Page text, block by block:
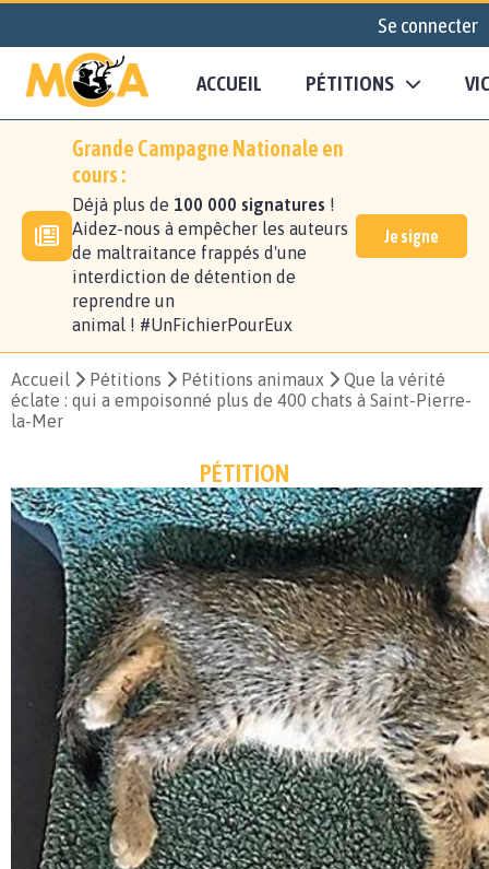
Se connecter
ACCUEIL PÉTITIONS
Grande Campagne Nationale en
cours :
Déjà plus de 100 000 signatures !
Aidez-nous à empêcher les auteurs
de maltraitance frappés d'une
interdiction de détention de
reprendre un
animal ! #UnFichierPourEux
Je signe
Accueil Pétitions Pétitions animaux
Que la vérité
éclate : qui a empoisonné plus de 400 chats à Saint-Pierre-
la-Mer
PÉTITION